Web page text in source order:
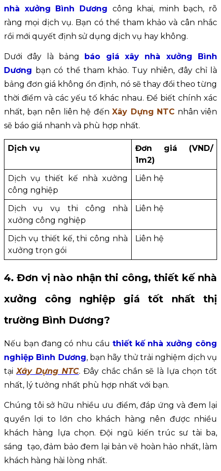
nhà xưởng Bình Dương công khai, minh bạch, rõ
ràng mọi dịch vụ. Bạn có thể tham khảo và cân nhắc
rồi mới quyết định sử dụng dịch vụ hay không.
Dưới đây là bảng báo giá xây nhà xưởng Bình
Dương bạn có thể tham khảo. Tuy nhiên, đây chỉ là
bảng đơn giá không ổn định, nó sẽ thay đổi theo từng
thời điểm và các yếu tố khác nhau. Để biết chính xác
nhất, bạn nên liên hệ đến Xây Dựng NTC nhân viên
sẽ báo giá nhanh và phù hợp nhất.
Dịch vụ
Đơn giá (VND/
1m2)
Dịch vụ thiết kế nhà xưởng
công nghiệp
Liên hệ
Dịch vụ vụ thi công nhà
xưởng công nghiệp
Liên hệ
Dịch vụ thiết kế, thi công nhà
xưởng trọn gói
Liên hệ
4. Đơn vị nào nhận thi công, thiết kế nhà
xưởng công nghiệp giá tốt nhất thị
trường Bình Dương?
Nếu bạn đang có nhu cầu thiết kế nhà xưởng công
nghiệp Bình Dương, bạn hãy thử trải nghiệm dịch vụ
tại Xây Dựng NTC. Đây chắc chắn sẽ là lựa chọn tốt
nhất, lý tưởng nhất phù hợp nhất với bạn.
Chúng tôi sở hữu nhiều ưu điểm, đáp ứng và đem lại
quyền lợi to lớn cho khách hàng nên được nhiều
khách hàng lựa chọn. Đội ngũ kiến trúc sư tài ba,
sáng  tạo, đảm bảo đem lại bản vẽ hoàn hảo nhất, làm
khách hàng hài lòng nhất.